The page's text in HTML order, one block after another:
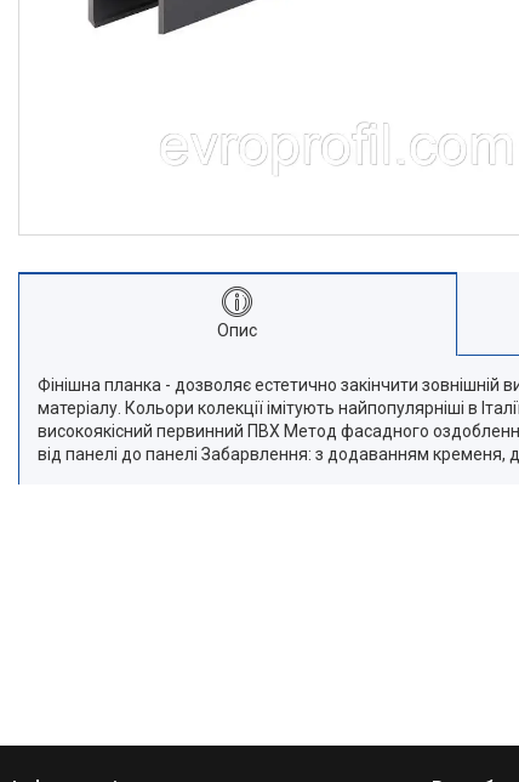
Опис
Фінішна планка - дозволяє естетично закінчити
матеріалу. Кольори колекції імітують найпопулярніші в
високоякісний первинний ПВХ Метод фасадного
від панелі до панелі Забарвлення: з додаванням кременя,